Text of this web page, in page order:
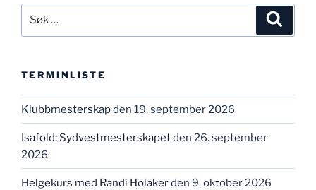
etter:
TERMINLISTE
Klubbmesterskapden 19. september 2026
Isafold: Sydvestmesterskapetden 26. september
2026
Helgekurs med Randi Holakerden 9. oktober 2026